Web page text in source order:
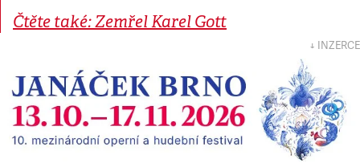
Čtěte také: Zemřel Karel Gott
↓ INZERCE